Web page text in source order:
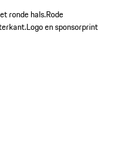
ronde hals.Rode
Logo en sponsorprint